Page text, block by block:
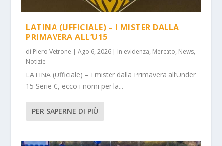
LATINA (UFFICIALE) – I MISTER DALLA
PRIMAVERA ALL’U15
di Piero Vetrone |Ago 6, 2026 | In evidenza, Mercato, News,
Notizie
LATINA (Ufficiale) – I mister dalla Primavera all’Under
15 Serie C, ecco i nomi per la...
PER SAPERNE DI PIÙ